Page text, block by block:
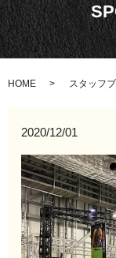
HOME スタッフ
2020/12/01